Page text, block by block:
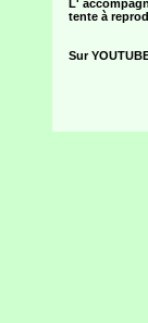
L'
tente à
Sur